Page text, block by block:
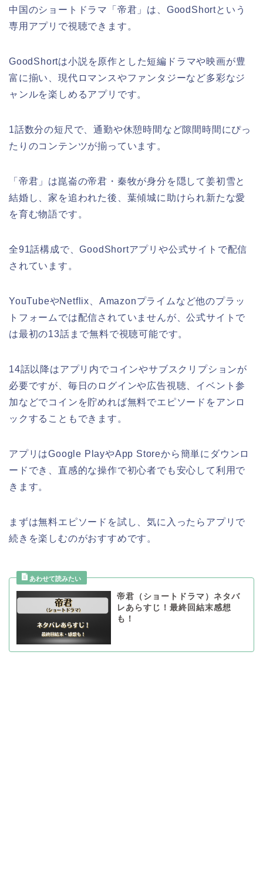
中国のショートドラマ「帝君」は、GoodShortという
専用アプリで視聴できます。
GoodShortは小説を原作とした短編ドラマや映画が豊
富に揃い、現代ロマンスやファンタジーなど多彩なジ
ャンルを楽しめるアプリです。
1話数分の短尺で、通勤や休憩時間など隙間時間にぴっ
たりのコンテンツが揃っています。
「帝君」は崑崙の帝君・秦牧が身分を隠して姜初雪と
結婚し、家を追われた後、葉傾城に助けられ新たな愛
を育む物語です。
全91話構成で、GoodShortアプリや公式サイトで配信
されています。
YouTubeやNetflix、Amazonプライムなど他のプラッ
トフォームでは配信されていませんが、公式サイトで
は最初の13話まで無料で視聴可能です。
14話以降はアプリ内でコインやサブスクリプションが
必要ですが、毎日のログインや広告視聴、イベント参
加などでコインを貯めれば無料でエピソードをアンロ
ックすることもできます。
アプリはGoogle PlayやApp Storeから簡単にダウンロ
ードでき、直感的な操作で初心者でも安心して利用で
きます。
まずは無料エピソードを試し、気に入ったらアプリで
続きを楽しむのがおすすめです。
帝君（ショートドラマ）ネタバ
レあらすじ！最終回結末感想
も！